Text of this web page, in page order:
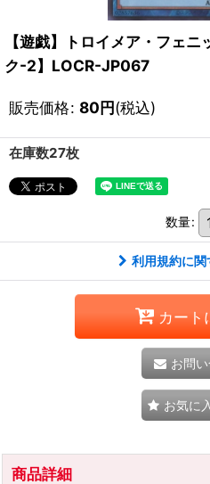
【遊戯】トロイメア・フェ
ク-2】LOCR-JP067
販売価格: 80円(税込)
在庫数27枚
数量:
利用規約に
カート
お問
お気に
商品詳細